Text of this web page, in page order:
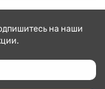
на наши